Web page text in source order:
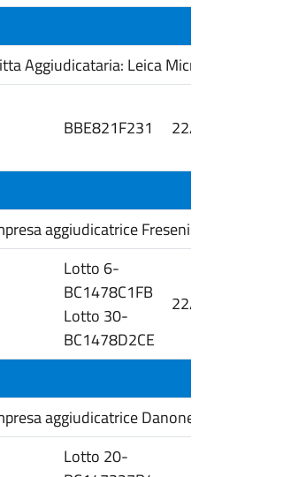
Aggiudicataria: Leica Microsystem srl
BBE821F231 22/06/2026
aggiudicatrice Fresenius Kabi srl
Lotto 6-
BC1478C1FB
Lotto 30-
BC1478D2CE
22/06/2026
aggiudicatrice Danone Nutricia spa
Lotto 20-